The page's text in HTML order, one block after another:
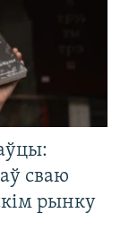
сваю
рынку